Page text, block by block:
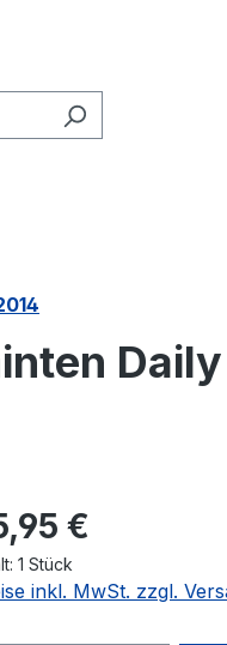
Preis:
€
1 Stück
inkl. MwSt. zzgl.